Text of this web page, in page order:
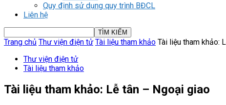
Quy định sử dụng quy trình BĐCL
Liên hệ
Trang chủ Thư viện điện tử Tài liệu tham khảo Tài liệu tham khảo:
Thư viện điện tử
Tài liệu tham khảo
Tài liệu tham khảo: Lễ tân – Ngoại giao